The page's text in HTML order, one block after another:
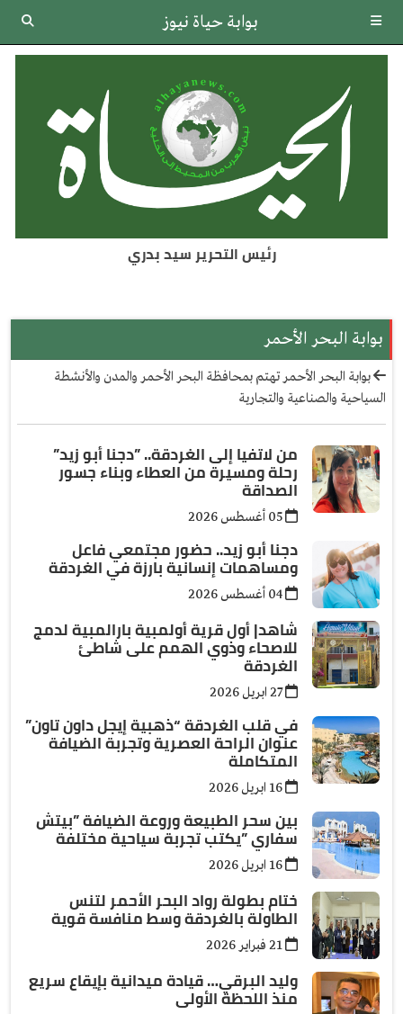
بوابة حياة نيوز
رئيس التحرير سيد بدري
بوابة البحر الأحمر
بوابة البحر الأحمر تهتم بمحافظة البحر الأحمر والمدن والأنشطة
السياحية والصناعية والتجارية
من لاتفيا إلى الغردقة.. ”دجنا أبو زيد”
رحلة ومسيرة من العطاء وبناء جسور
الصداقة
دجنا أبو زيد.. حضور مجتمعي فاعل
ومساهمات إنسانية بارزة في الغردقة
شاهد| أول قرية أولمبية بارالمبية لدمج
للاصحاء وذوي الهمم على شاطئ
الغردقة
27 ابريل 2026
في قلب الغردقة “ذهبية إيجل داون تاون”
عنوان الراحة العصرية وتجربة الضيافة
المتكاملة
بين سحر الطبيعة وروعة الضيافة ”بيتش
سفاري ”يكتب تجربة سياحية مختلفة
ختام بطولة رواد البحر الأحمر لتنس
الطاولة بالغردقة وسط منافسة قوية
وليد البرقي… قيادة ميدانية بإيقاع سريع
منذ اللحظة الأولى